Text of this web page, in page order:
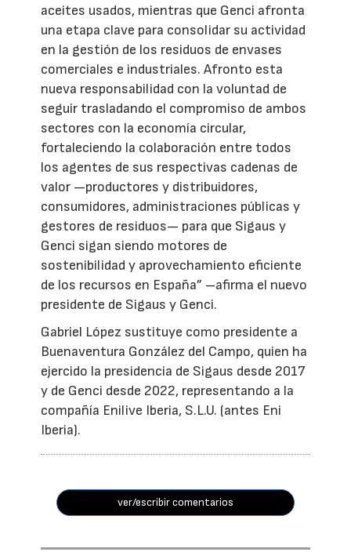
aceites usados, mientras que Genci afronta
una etapa clave para consolidar su actividad
en la gestión de los residuos de envases
comerciales e industriales. Afronto esta
nueva responsabilidad con la voluntad de
seguir trasladando el compromiso de ambos
sectores con la economía circular,
fortaleciendo la colaboración entre todos
los agentes de sus respectivas cadenas de
valor —productores y distribuidores,
consumidores, administraciones públicas y
gestores de residuos— para que Sigaus y
Genci sigan siendo motores de
sostenibilidad y aprovechamiento eficiente
de los recursos en España” –afirma el nuevo
presidente de Sigaus y Genci.
Gabriel López sustituye como presidente a
Buenaventura González del Campo, quien ha
ejercido la presidencia de Sigaus desde 2017
y de Genci desde 2022, representando a la
compañía Enilive Iberia, S.L.U. (antes Eni
Iberia).
ver/escribir comentarios